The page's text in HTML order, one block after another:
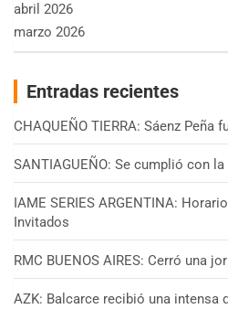
abril 2026
marzo 2026
Entradas recientes
CHAQUEÑO TIERRA: Sáenz Peña
SANTIAGUEÑO: Se cumplió con
IAME SERIES ARGENTINA:
Invitados
RMC BUENOS AIRES: Cerró una
AZK: Balcarce recibió una intensa